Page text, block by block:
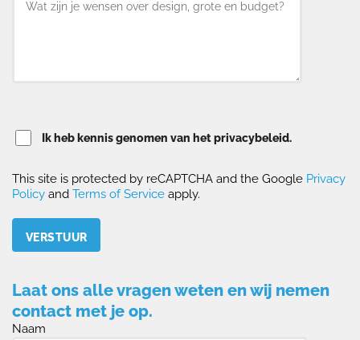
Ik heb kennis genomen van het privacybeleid.
This site is protected by reCAPTCHA and the Google Privacy
Policy and Terms of Service apply.
Please leave this field empty.
Laat ons alle vragen weten en wij nemen
contact met je op.
Naam